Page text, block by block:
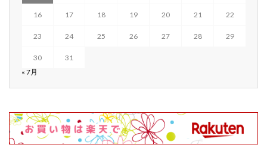
16 17 18 19 20 21 22
23 24 25 26 27 28 29
30
31
« 7月